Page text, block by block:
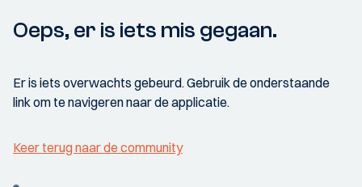
Oeps, er is iets mis gegaan.
Er is iets overwachts gebeurd. Gebruik de onderstaande
link om te navigeren naar de applicatie.
Keer terug naar de community